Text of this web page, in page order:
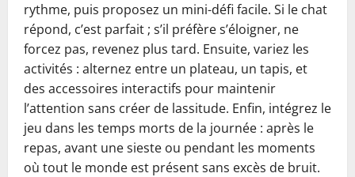
rythme, puis proposez un mini-défi facile. Si le chat
répond, c’est parfait ; s’il préfère s’éloigner, ne
forcez pas, revenez plus tard. Ensuite, variez les
activités : alternez entre un plateau, un tapis, et
des accessoires interactifs pour maintenir
l’attention sans créer de lassitude. Enfin, intégrez le
jeu dans les temps morts de la journée : après le
repas, avant une sieste ou pendant les moments
où tout le monde est présent sans excès de bruit.